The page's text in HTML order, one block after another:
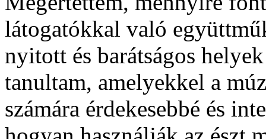
látogatókkal való
nyitott és barátságos
tanultam, amelyekkel a
számára érdekesebbé és